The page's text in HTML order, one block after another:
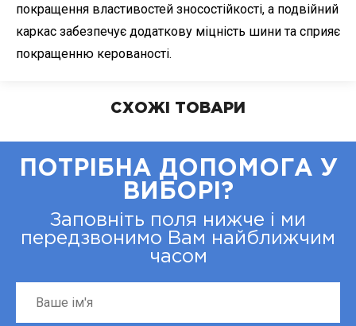
покращення властивостей зносостійкості, а подвійний
каркас забезпечує додаткову міцність шини та сприяє
покращенню керованості.
СХОЖІ ТОВАРИ
ПОТРІБНА ДОПОМОГА У
ВИБОРІ?
Заповніть поля нижче і ми
передзвонимо Вам найближчим
часом